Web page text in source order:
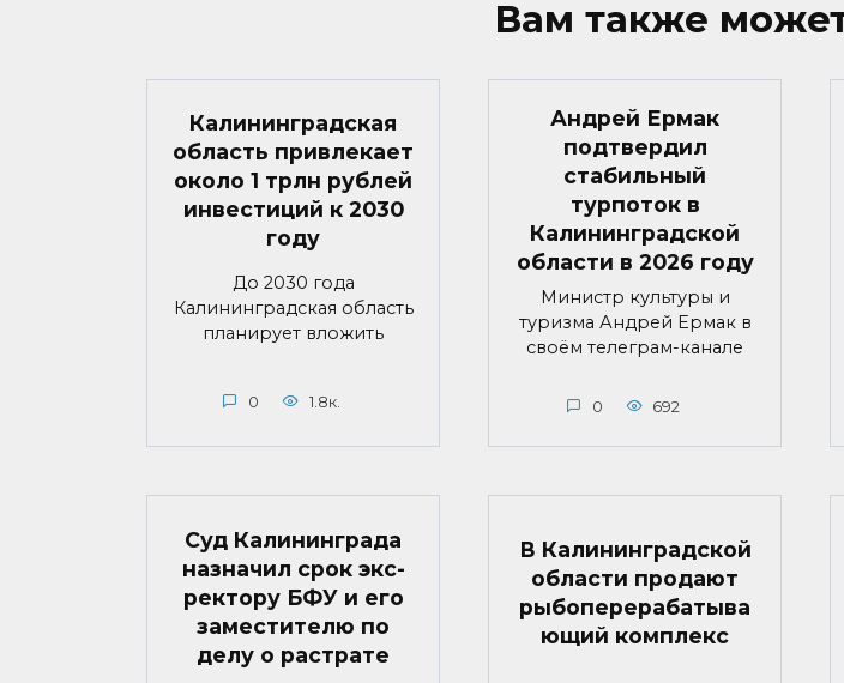
Вам также
Калининградская
область привлекает
около 1 трлн рублей
инвестиций к 2030
году
До 2030 года
Калининградская область
планирует вложить
0 1.8к.
Андрей Ермак
подтвердил
стабильный
турпоток в
Калининградской
области в 2026 году
Министр культуры и
туризма Андрей Ермак в
своём телеграм-канале
0 692
Суд Калининграда
назначил срок экс-
ректору БФУ и его
заместителю по
делу о растрате
В Калининградской
области продают
рыбоперерабатыва
ющий комплекс